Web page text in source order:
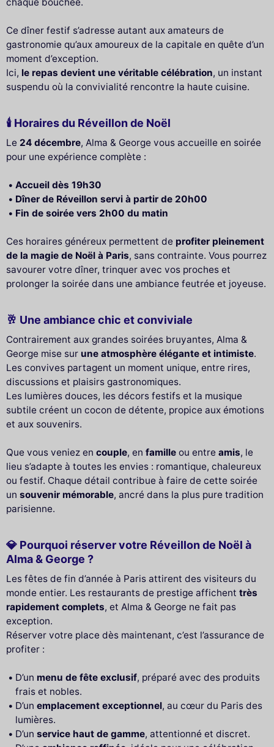
chaque bouchée.
Ce dîner festif s’adresse autant aux amateurs de
gastronomie qu’aux amoureux de la capitale en quête d’un
moment d’exception.
Ici, le repas devient une véritable célébration, un instant
suspendu où la convivialité rencontre la haute cuisine.
🕯 Horaires du Réveillon de Noël
Le 24 décembre, Alma & George vous accueille en soirée
pour une expérience complète :
Accueil dès 19h30
Dîner de Réveillon servi à partir de 20h00
Fin de soirée vers 2h00 du matin
Ces horaires généreux permettent de profiter pleinement
de la magie de Noël à Paris, sans contrainte. Vous pourrez
savourer votre dîner, trinquer avec vos proches et
prolonger la soirée dans une ambiance feutrée et joyeuse.
🥂 Une ambiance chic et conviviale
Contrairement aux grandes soirées bruyantes, Alma &
George mise sur une atmosphère élégante et intimiste.
Les convives partagent un moment unique, entre rires,
discussions et plaisirs gastronomiques.
Les lumières douces, les décors festifs et la musique
subtile créent un cocon de détente, propice aux émotions
et aux souvenirs.
Que vous veniez en couple, en famille ou entre amis, le
lieu s’adapte à toutes les envies : romantique, chaleureux
ou festif. Chaque détail contribue à faire de cette soirée
un souvenir mémorable, ancré dans la plus pure tradition
parisienne.
💎 Pourquoi réserver votre Réveillon de Noël à
Alma & George ?
Les fêtes de fin d’année à Paris attirent des visiteurs du
monde entier. Les restaurants de prestige affichent très
rapidement complets, et Alma & George ne fait pas
exception.
Réserver votre place dès maintenant, c’est l’assurance de
profiter :
D’un menu de fête exclusif, préparé avec des produits
frais et nobles.
D’unemplacement exceptionnel, au cœur du Paris des
lumières.
D’unservice haut de gamme, attentionné et discret.